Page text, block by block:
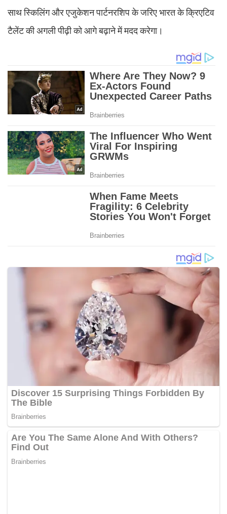
साथ स्किलिंग और एजुकेशन पार्टनरशिप के जरिए भारत के क्रिएटिव
टैलेंट की अगली पीढ़ी को आगे बढ़ाने में मदद करेगा।